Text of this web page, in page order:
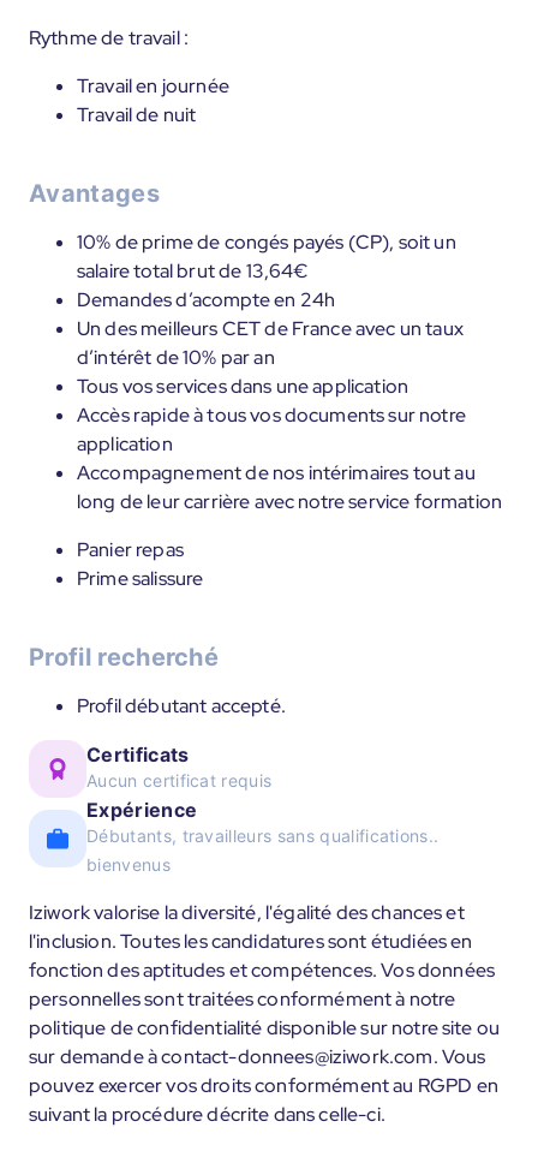
Rythme de travail :
Travail en journée
Travail de nuit
Avantages
10% de prime de congés payés (CP), soit un
salaire total brut de 13,64€
Demandes d’acompte en 24h
Un des meilleurs CET de France avec un taux
d’intérêt de 10% par an
Tous vos services dans une application
Accès rapide à tous vos documents sur notre
application
Accompagnement de nos intérimaires tout au
long de leur carrière avec notre service formation
Panier repas
Prime salissure
Profil recherché
Profil débutant accepté.
Certificats
Aucun certificat requis
Expérience
Débutants, travailleurs sans qualifications..
bienvenus
Iziwork valorise la diversité, l'égalité des chances et
l'inclusion. Toutes les candidatures sont étudiées en
fonction des aptitudes et compétences. Vos données
personnelles sont traitées conformément à notre
politique de confidentialité disponible sur notre site ou
sur demande à contact-donnees@iziwork.com. Vous
pouvez exercer vos droits conformément au RGPD en
suivant la procédure décrite dans celle-ci.